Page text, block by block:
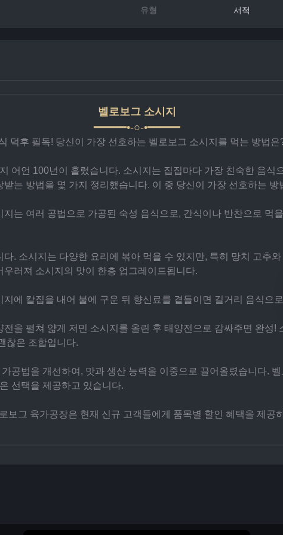
유형 서적
벨로보그 소시지
━━━━━•-○-•━━━━━
덕후 필독! 당신이 가장 선호하는 벨로보그 소시지를 먹는 방법은
어언 100년이 흘렀습니다. 소시지는 집집마다 가장 친숙한 음식
는 방법을 몇 가지 정리했습니다. 이 중 당신이 가장 선호하는
는 여러 공법으로 가공된 숙성 음식으로, 간식이나 반찬으로 먹
. 소시지는 다양한 요리에 볶아 먹을 수 있지만, 특히 망치 고추
우러져 소시지의 맛이 한층 업그레이드됩니다.
에 칼집을 내어 불에 구운 뒤 향신료를 곁들이면 길거리 음식으
을 펼쳐 얇게 저민 소시지를 올린 후 태양전으로 감싸주면 완성!
찮은 조합입니다.
공법을 개선하여, 맛과 생산 능력을 이중으로 끌어올렸습니다.
선택을 제공하고 있습니다.
보그 육가공장은 현재 신규 고객들에게 품목별 할인 혜택을 제공